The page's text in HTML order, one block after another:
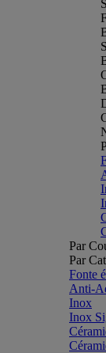
Par
Par
Fonte
Anti-
Inox
Inox